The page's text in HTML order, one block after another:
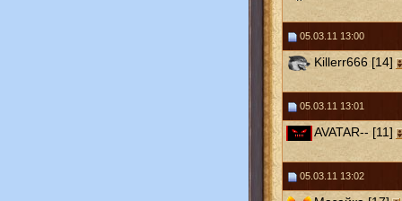
05.03.11 13:00
Killerr666 [14]
05.03.11 13:01
AVATAR-- [11]
05.03.11 13:02